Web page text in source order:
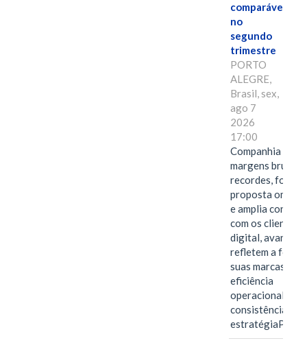
comparável,
no
segundo
trimestre
PORTO
ALEGRE,
Brasil, sex,
ago 7
2026
17:00
Companhia
margens brutas
recordes,
proposta
e amplia
com os clientes
digital, avanços
refletem a força
suas marcas, a
eficiência
operacional e a
consistência de